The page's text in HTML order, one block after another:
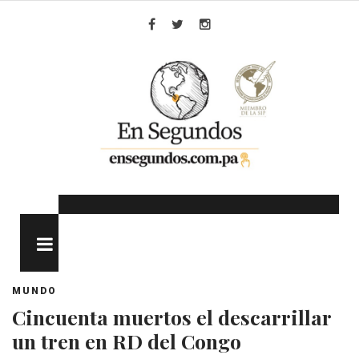
MUNDO
Cincuenta muertos el descarrillar
un tren en RD del Congo